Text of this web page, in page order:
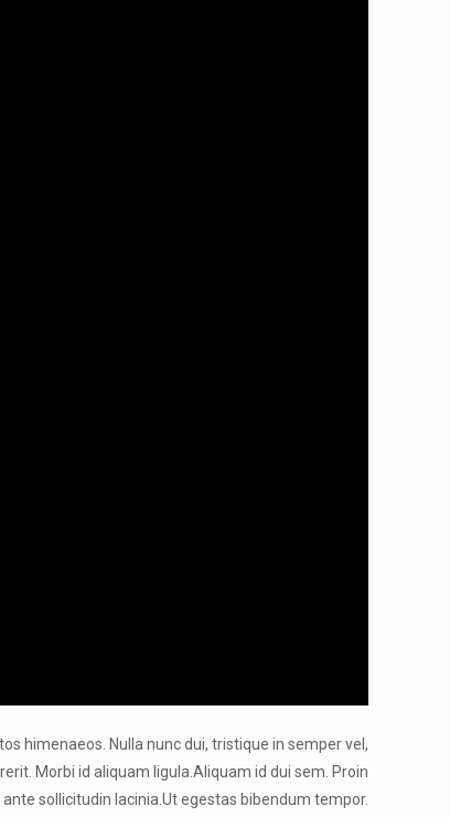
himenaeos. Nulla nunc dui, tristique in semper vel,
Morbi id aliquam ligula. Aliquam id dui sem. Proin
sollicitudin lacinia.Ut egestas bibendum tempor.